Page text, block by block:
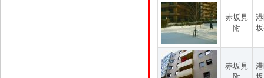
赤坂見
附
赤坂見